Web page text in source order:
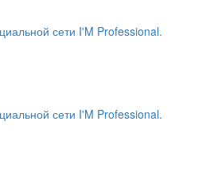
сети I'M Professional.
сети I'M Professional.